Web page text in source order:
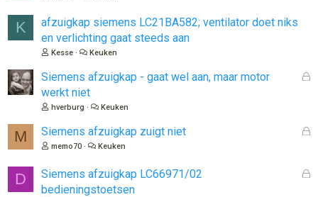
K
afzuigkap siemens LC21BA582; ventilator doet niks
en verlichting gaat steeds aan
Kesse Keuken
G
o
Siemens afzuigkap - gaat wel aan, maar motor
werkt niet
hverburg Keuken
M
G
Siemens afzuigkap zuigt niet
memo70 Keuken
D
G
Siemens afzuigkap LC66971/02
bedieningstoetsen